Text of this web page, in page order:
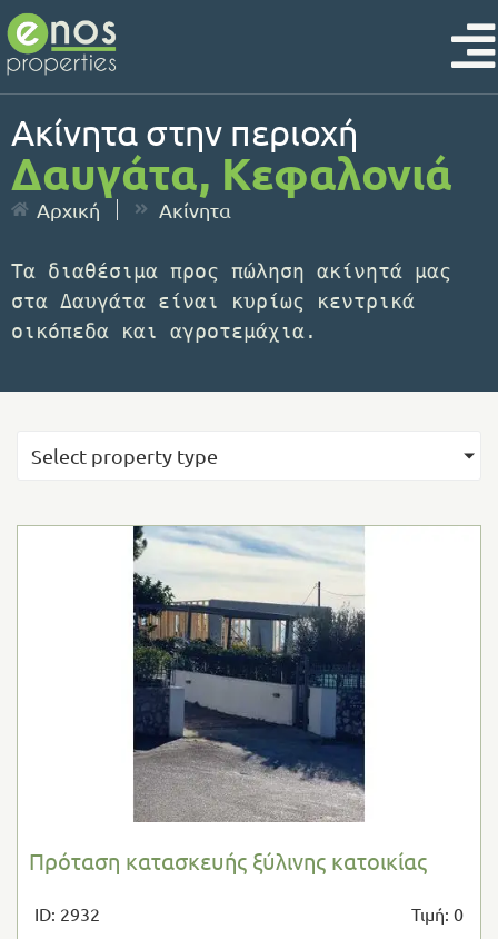
Ακίνητα στην περιοχή
Δαυγάτα, Κεφαλονιά
Αρχική Ακίνητα
Τα διαθέσιμα προς πώληση ακίνητά μας
στα Δαυγάτα είναι κυρίως κεντρικά
οικόπεδα και αγροτεμάχια.
Select property type
Πρόταση κατασκευής ξύλινης κατοικίας
ID: 2932
Τιμή: 0